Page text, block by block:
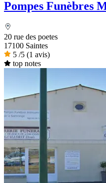
Pompes Funèbres
20 rue des poetes
17100 Saintes
5 /5 (1 avis)
top notes